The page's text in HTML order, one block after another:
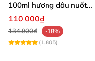
100ml hương dâu nuốt
được an toàn
110.000₫
134.000₫
-18%
(1,805)